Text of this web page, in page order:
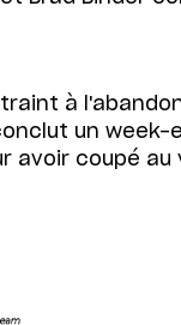
à
un week-
avoir coupé au